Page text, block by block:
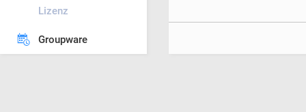
Lizenz
Groupware